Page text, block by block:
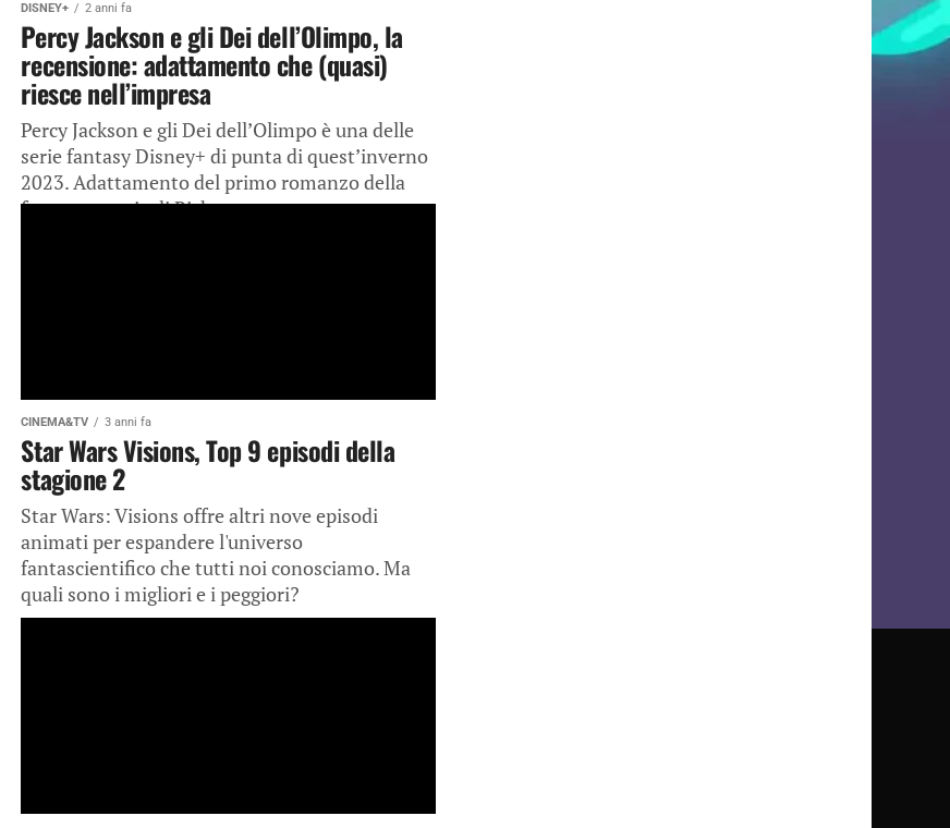
DISNEY+ 2 anni fa
Percy Jackson e gli Dei dell’Olimpo, la
recensione: adattamento che (quasi)
riesce nell’impresa
Percy Jackson e gli Dei dell’Olimpo è una delle
serie fantasy Disney+ di punta di quest’inverno
2023. Adattamento del primo romanzo della
fortunata serie di Rick...
CINEMA&TV 3 anni fa
Star Wars Visions, Top 9 episodi della
stagione 2
Star Wars: Visions offre altri nove episodi
animati per espandere l'universo
fantascientifico che tutti noi conosciamo. Ma
quali sono i migliori e i peggiori?